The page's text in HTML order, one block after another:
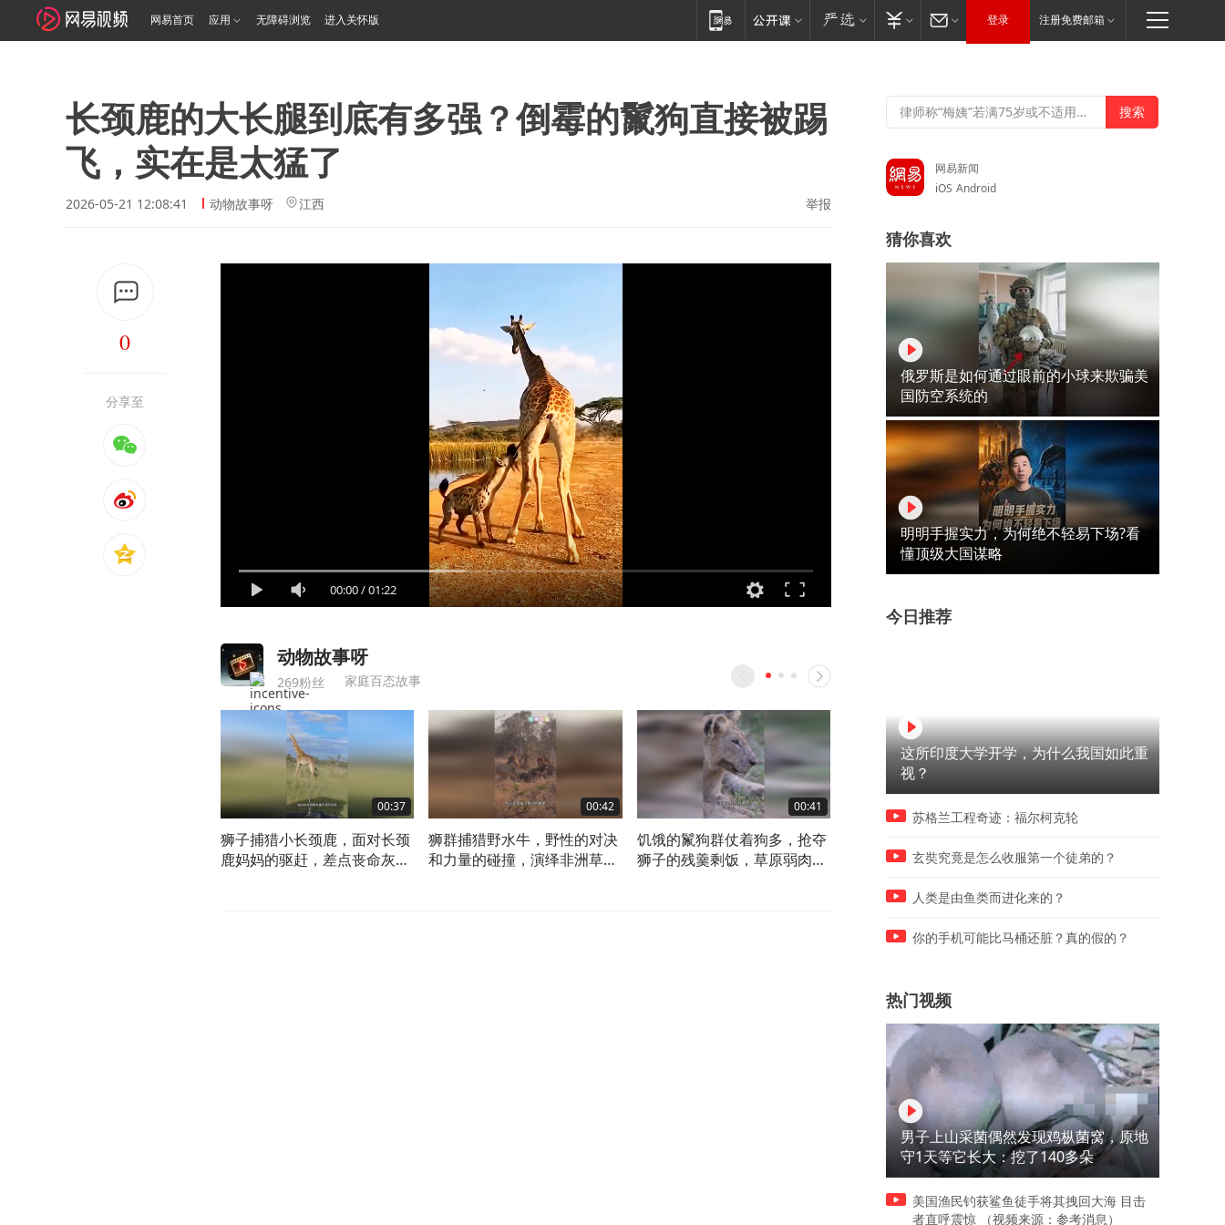
网易首页 应用 无障碍浏览 进入关怀版 登录 注册免费邮箱
长颈鹿的大长腿到底有多强？倒霉的鬣狗直接被踢
飞，实在是太猛了
2026-05-21 12:08:41 动物故事呀 江西 举报
0
分享至
00:00/01:22
动物故事呀
269粉丝 家庭百态故事
00:37
狮子捕猎小长颈鹿，面对长颈
鹿妈妈的驱赶，差点丧命灰溜
00:42
狮群捕猎野水牛，野性的对决
和力量的碰撞，演绎非洲草原
00:41
饥饿的鬣狗群仗着狗多，抢夺
狮子的残羹剩饭，草原弱肉强
击小牛成功脱险，惊心动魄一
杀颠覆常规认知，草原震撼
网易新闻
iOS Android
猜你喜欢
俄罗斯是如何通过眼前的小球来欺骗美
国防空系统的
明明手握实力，为何绝不轻易下场?看
懂顶级大国谋略
今日推荐
这所印度大学开学，为什么我国如此重
视？
苏格兰工程奇迹：福尔柯克轮
玄奘究竟是怎么收服第一个徒弟的？
人类是由鱼类而进化来的？
你的手机可能比马桶还脏？真的假的？
热门视频
男子上山采菌偶然发现鸡枞菌窝，原地
守1天等它长大：挖了140多朵
美国渔民钓获鲨鱼徒手将其拽回大海 目击
者直呼震惊 （视频来源：参考消息）